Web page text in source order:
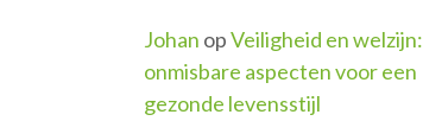
Johan opVeiligheid en welzijn:
onmisbare aspecten voor een
gezonde levensstijl